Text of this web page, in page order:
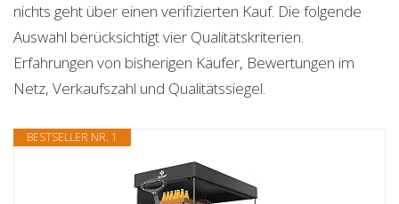
nichts geht über einen verifizierten Kauf. Die folgende
Auswahl berücksichtigt vier Qualitätskriterien.
Erfahrungen von bisherigen Käufer, Bewertungen im
Netz, Verkaufszahl und Qualitätssiegel.
BESTSELLER NR. 1